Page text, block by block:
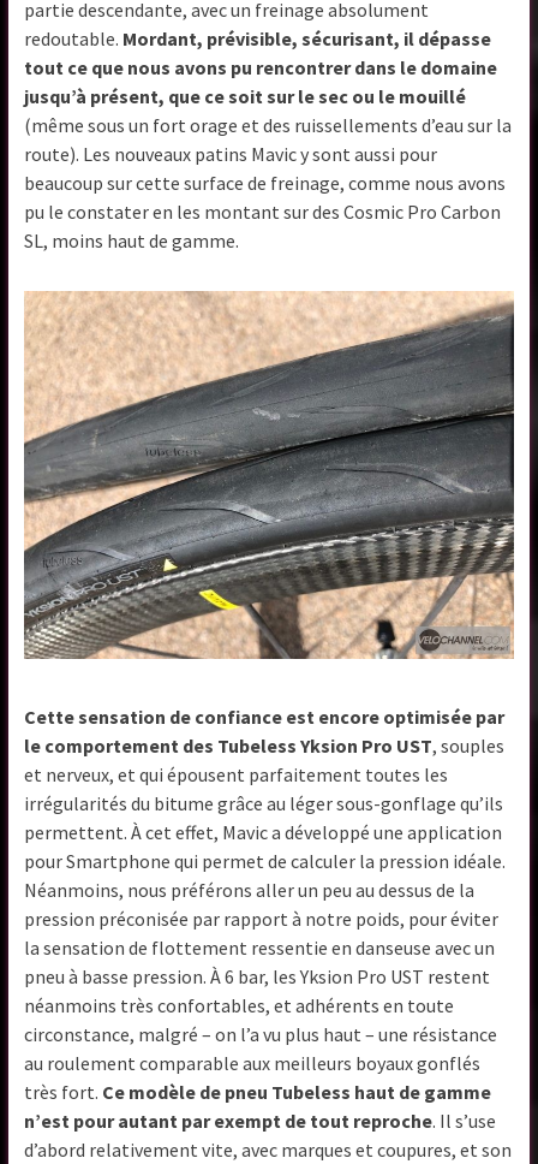
partie descendante, avec un freinage absolument
redoutable. Mordant, prévisible, sécurisant, il dépasse
tout ce que nous avons pu rencontrer dans le domaine
jusqu’à présent, que ce soit sur le sec ou le mouillé
(même sous un fort orage et des ruissellements d’eau sur la
route). Les nouveaux patins Mavic y sont aussi pour
beaucoup sur cette surface de freinage, comme nous avons
pu le constater en les montant sur des Cosmic Pro Carbon
SL, moins haut de gamme.
Cette sensation de confiance est encore optimisée par
le comportement des Tubeless Yksion Pro UST, souples
et nerveux, et qui épousent parfaitement toutes les
irrégularités du bitume grâce au léger sous-gonflage qu’ils
permettent. À cet effet, Mavic a développé une application
pour Smartphone qui permet de calculer la pression idéale.
Néanmoins, nous préférons aller un peu au dessus de la
pression préconisée par rapport à notre poids, pour éviter
la sensation de flottement ressentie en danseuse avec un
pneu à basse pression. À 6 bar, les Yksion Pro UST restent
néanmoins très confortables, et adhérents en toute
circonstance, malgré – on l’a vu plus haut – une résistance
au roulement comparable aux meilleurs boyaux gonflés
très fort. Ce modèle de pneu Tubeless haut de gamme
n’est pour autant par exempt de tout reproche. Il s’use
d’abord relativement vite, avec marques et coupures, et son